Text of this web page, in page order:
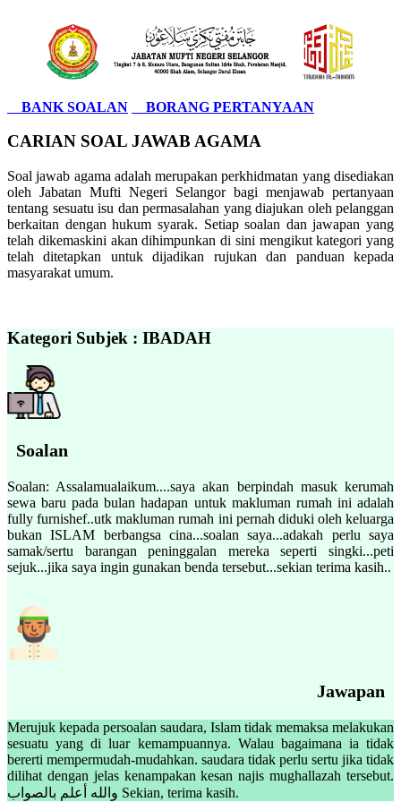
BANK SOALAN BORANG PERTANYAAN
CARIAN SOAL JAWAB AGAMA
Soal jawab agama adalah merupakan perkhidmatan yang disediakan
oleh Jabatan Mufti Negeri Selangor bagi menjawab pertanyaan
tentang sesuatu isu dan permasalahan yang diajukan oleh pelanggan
berkaitan dengan hukum syarak. Setiap soalan dan jawapan yang
telah dikemaskini akan dihimpunkan di sini mengikut kategori yang
telah ditetapkan untuk dijadikan rujukan dan panduan kepada
masyarakat umum.
Kategori Subjek : IBADAH
Soalan
Soalan: Assalamualaikum....saya akan berpindah masuk kerumah
sewa baru pada bulan hadapan untuk makluman rumah ini adalah
fully furnishef..utk makluman rumah ini pernah diduki oleh keluarga
bukan ISLAM berbangsa cina...soalan saya...adakah perlu saya
samak/sertu barangan peninggalan mereka seperti singki...peti
sejuk...jika saya ingin gunakan benda tersebut...sekian terima kasih..
Jawapan
Merujuk kepada persoalan saudara, Islam tidak memaksa melakukan
sesuatu yang di luar kemampuannya. Walau bagaimana ia tidak
bererti mempermudah-mudahkan. saudara tidak perlu sertu jika tidak
dilihat dengan jelas kenampakan kesan najis mughallazah tersebut.
والله أعلم بالصواب Sekian, terima kasih.